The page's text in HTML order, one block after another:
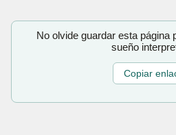
No olvide guardar esta página
sueño
Copiar